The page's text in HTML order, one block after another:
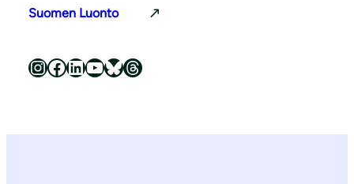
Suomen Luonto
Luonnonsuojeluliitto Instagramissa Luonnonsuojeluliitto Facebookissa Luonnonsuojeluliitto LinkedInissä Luonnonsuojeluliiton YouTube-kanava Luonnonsuojeluliitto Blueskyssa Luonnonsuojeluliitto Threadsissa